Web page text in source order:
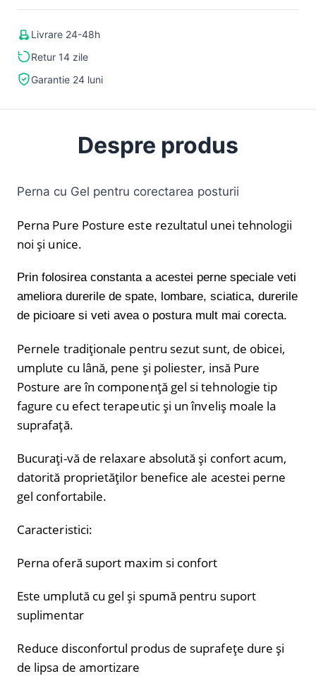
Livrare 24-48h
Retur 14 zile
Garantie 24 luni
Despre produs
Perna cu Gel pentru corectarea posturii
Perna Pure Posture este rezultatul unei tehnologii
noi și unice.
Prin folosirea constanta a acestei perne speciale veti
ameliora durerile de spate, lombare, sciatica, durerile
de picioare si veti avea o postura mult mai corecta.
Pernele tradiționale pentru sezut sunt, de obicei,
umplute cu lână, pene și poliester, insă Pure
Posture are în componență gel si tehnologie tip
fagure cu efect terapeutic și un înveliș moale la
suprafață.
Bucurați-vă de relaxare absolută și confort acum,
datorită proprietăților benefice ale acestei perne
gel confortabile.
Caracteristici:
Perna oferă suport maxim si confort
Este umplută cu gel și spumă pentru suport
suplimentar
Reduce disconfortul produs de suprafețe dure și
de lipsa de amortizare